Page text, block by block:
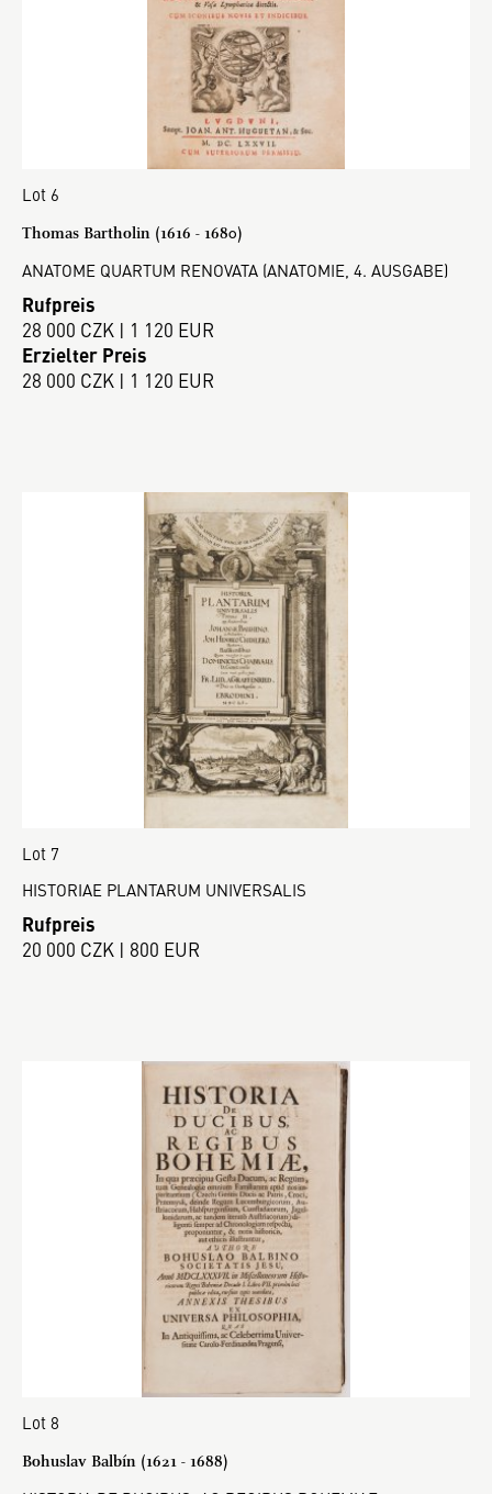
Lot 6
Thomas Bartholin (1616 - 1680)
ANATOME QUARTUM RENOVATA (ANATOMIE, 4. AUSGABE)
Rufpreis
28 000 CZK | 1 120 EUR
Erzielter Preis
28 000 CZK | 1 120 EUR
Lot 7
HISTORIAE PLANTARUM UNIVERSALIS
Rufpreis
20 000 CZK | 800 EUR
Lot 8
Bohuslav Balbín (1621 - 1688)